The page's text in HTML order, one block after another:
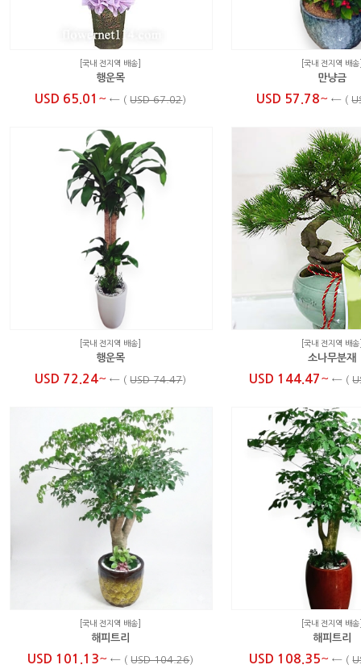
[국내 전지역 배송]
행운목
USD 65.01 ~ ← (USD 67.02)
[국내 전지역 배
만냥금
USD 57.78~ ← (
[국내 전지역 배송]
행운목
USD 72.24~ ← (USD 74.47)
[국내 전지역 배
소나무분재
USD 144.47 ~ ← (
[국내 전지역 배송]
해피트리
USD 101.13~ ← (USD 104.26)
[국내 전지역 배
해피트리
USD 108.35~ ← (